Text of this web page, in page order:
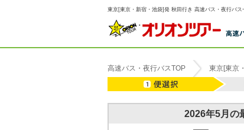
東京[東京・新宿・池袋]発 秋田行き 高速バス・夜行バス
高速バス・夜行バスTOP 東京[東京
2026年5月の